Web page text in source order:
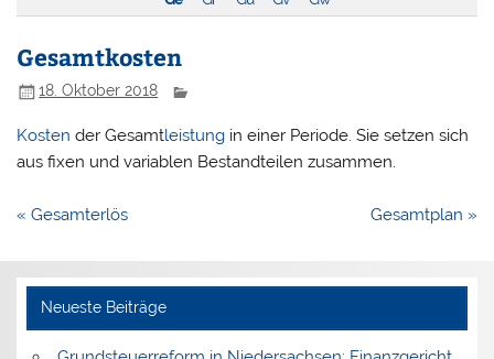
Gesamtkosten
18. Oktober 2018
Kosten der Gesamtleistung in einer Periode. Sie setzen sich
aus fixen und variablen Bestandteilen zusammen.
Beitragsnavigation
« Gesamterlös Gesamtplan »
Neueste Beiträge